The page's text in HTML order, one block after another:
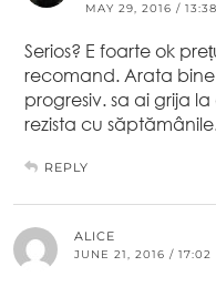
MAY 29, 2016 / 13:38
Serios? E foarte ok
recomand. Arata
progresiv. sa ai grija
rezista cu
REPLY
ALICE
JUNE 21, 2016 / 17:02